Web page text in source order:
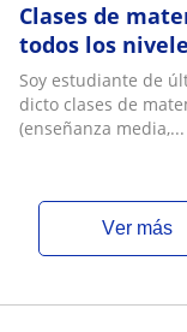
Clases de
todos los
Soy estudiante de
dicto clases de
(enseñanza media,...
ver más